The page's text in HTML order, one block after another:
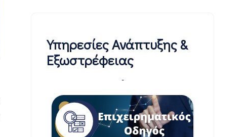
Υπηρεσίες Ανάπτυξης &
Εξωστρέφειας
-